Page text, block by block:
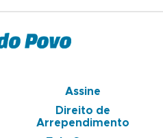
Assine
Direito de
Arrependimento